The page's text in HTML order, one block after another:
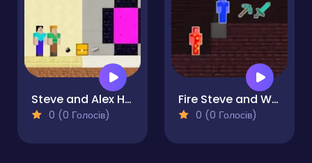
Steve and Alex House Escape
0 (0 Голосів)
Fire Steve and Water Alex
0 (0 Голосів)